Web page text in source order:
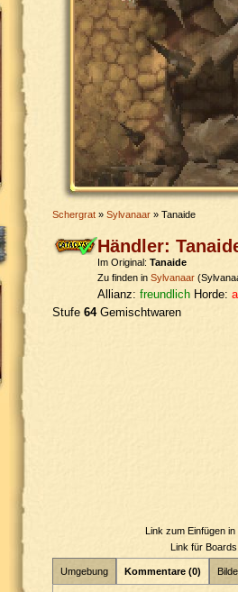
Schergrat » Sylvanaar » Tanaide
Händler:
Im Original: Tanaide
Zu finden in Sylvanaar
Allianz: freundlich Horde:
Stufe 64Gemischtwaren
Link zum Einfügen
Link für
Umgebung Kommentare (0)